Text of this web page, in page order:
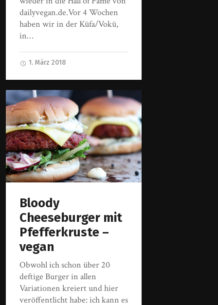
dailyvegan.de.Vor 4 Wochen
haben wir in der Küfa/Vokü,
in…
1. März 2018
Bloody
Cheeseburger mit
Pfefferkruste –
vegan
Obwohl ich schon über 20
deftige Burger in allen
Variationen kreiert und hier
veröffentlicht habe: ich kann es